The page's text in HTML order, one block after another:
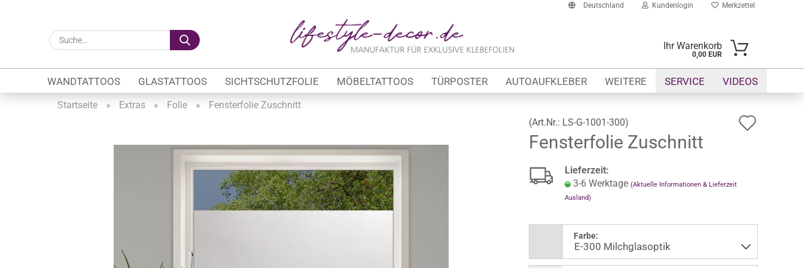
Deutschland
Lieferland
Kundenlogin
E-Mail
Passwort
Konto erstellen
Passwort vergessen?
Merkzettel
Suche...
Ihr Warenkorb
0,00 EUR
WANDTATTOOS GLASTATTOOS SICHTSCHUTZFOLIE MÖBELTATTOOS TÜRPOSTER AUTOAUFKLEBER SERVICE VIDEOS
WEITERE
Firmenlogo
Fahrzeugwerbung
Schaufensterbeschriftung
Öffnungszeiten
Sichtschutzfolien Gewerbe
Durchlaufschutz
Startseite » Extras » Folie »
Fensterfolie Zuschnitt
(Art.Nr.: LS-G-1001-300)
Fensterfolie Zuschnitt
Lieferzeit:
3-6 Werktage (Aktuelle Informationen & Lieferzeit
Ausland)
Farbe: